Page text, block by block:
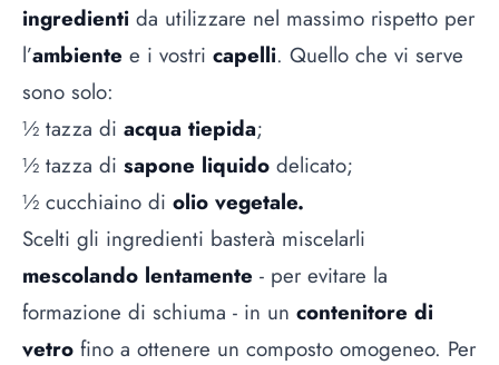
ingredienti da utilizzare nel massimo rispetto per
l’ambiente e i vostri capelli. Quello che vi serve
sono solo:
½ tazza di acqua tiepida;
½ tazza di sapone liquido delicato;
½ cucchiaino di olio vegetale.
Scelti gli ingredienti basterà miscelarli
mescolando lentamente - per evitare la
formazione di schiuma - in un contenitore di
vetro fino a ottenere un composto omogeneo. Per